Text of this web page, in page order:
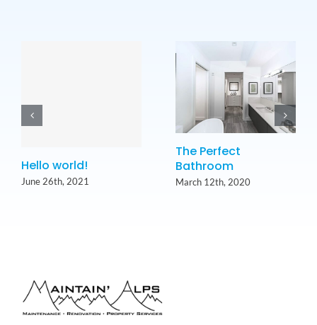
Hello world!
June 26th, 2021
The Perfect
Bathroom
March 12th, 2020